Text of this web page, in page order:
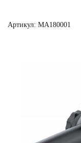
Артикул: MA180001